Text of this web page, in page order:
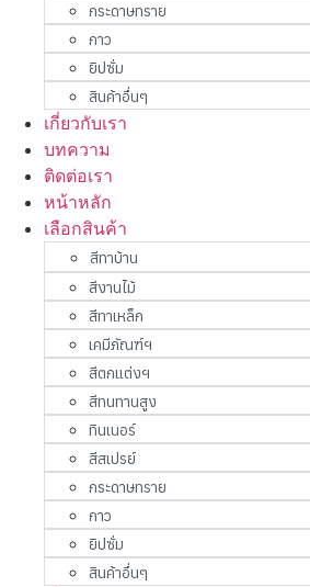
กระดาษทราย
กาว
ยิปซั่ม
สินค้าอื่นๆ
เกี่ยวกับเรา
บทความ
ติดต่อเรา
หน้าหลัก
เลือกสินค้า
สีทาบ้าน
สีงานไม้
สีทาเหล็ก
เคมีภัณฑ์ฯ
สีตกแต่งฯ
สีทนทานสูง
ทินเนอร์
สีสเปรย์
กระดาษทราย
กาว
ยิปซั่ม
สินค้าอื่นๆ